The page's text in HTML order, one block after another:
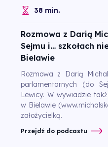
38 min.
Rozmowa z Darią
Sejmu i… szkołach
Bielawie
Rozmowa z Darią
parlamentarnych (do
Lewicy. W wywiadzie
w Bielawie
założycielką.
Przejdź do podcastu